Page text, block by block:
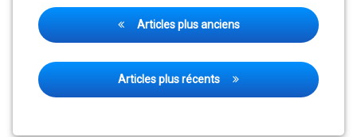
Navigation
des
articles
Articles plus anciens
Articles plus récents